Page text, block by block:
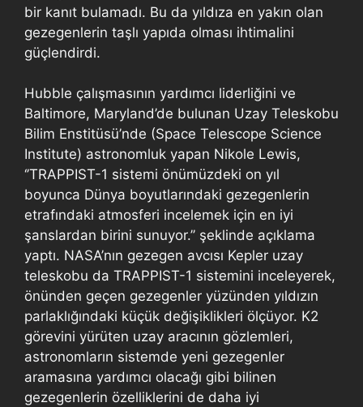
bir kanıt bulamadı. Bu da yıldıza en yakın olan
gezegenlerin taşlı yapıda olması ihtimalini
güçlendirdi.
Hubble çalışmasının yardımcı liderliğini ve
Baltimore, Maryland’de bulunan Uzay Teleskobu
Bilim Enstitüsü’nde (Space Telescope Science
Institute) astronomluk yapan Nikole Lewis,
‘’TRAPPIST-1 sistemi önümüzdeki on yıl
boyunca Dünya boyutlarındaki gezegenlerin
etrafındaki atmosferi incelemek için en iyi
şanslardan birini sunuyor.’’ şeklinde açıklama
yaptı. NASA’nın gezegen avcısı Kepler uzay
teleskobu da TRAPPIST-1 sistemini inceleyerek,
önünden geçen gezegenler yüzünden yıldızın
parlaklığındaki küçük değişiklikleri ölçüyor. K2
görevini yürüten uzay aracının gözlemleri,
astronomların sistemde yeni gezegenler
aramasına yardımcı olacağı gibi bilinen
gezegenlerin özelliklerini de daha iyi